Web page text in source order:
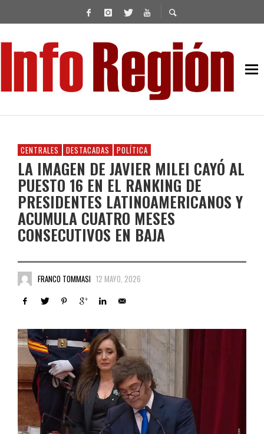
CENTRALES DESTACADAS POLÍTICA
LA IMAGEN DE JAVIER MILEI CAYÓ AL
PUESTO 16 EN EL RANKING DE
PRESIDENTES LATINOAMERICANOS Y
ACUMULA CUATRO MESES
CONSECUTIVOS EN BAJA
FRANCO TOMMASI 12 MAYO, 2026